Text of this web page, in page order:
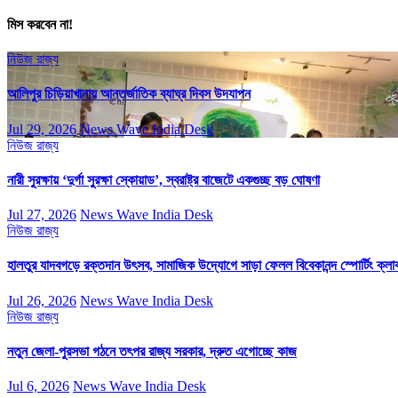
মিস করবেন না!
নিউজরাজ্য
আলিপুর চিড়িয়াখানায় আন্তর্জাতিক ব্যাঘ্র দিবস উদযাপন
Jul 29, 2026 News Wave India Desk
নিউজ রাজ্য
নারী সুরক্ষায় ‘দুর্গা সুরক্ষা স্কোয়াড’, স্বরাষ্ট্র বাজেটে একগুচ্ছ বড় ঘোষণা
Jul 27, 2026 News Wave India Desk
নিউজ রাজ্য
হালতুর যাদবগড়ে রক্তদান উৎসব, সামাজিক উদ্যোগে সাড়া ফেলল বিবেকানন্দ স্পোর্টিং
Jul 26, 2026 News Wave India Desk
নিউজ রাজ্য
নতুন জেলা-পুরসভা গঠনে তৎপর রাজ্য সরকার, দ্রুত এগোচ্ছে কাজ
Jul 6, 2026 News Wave India Desk